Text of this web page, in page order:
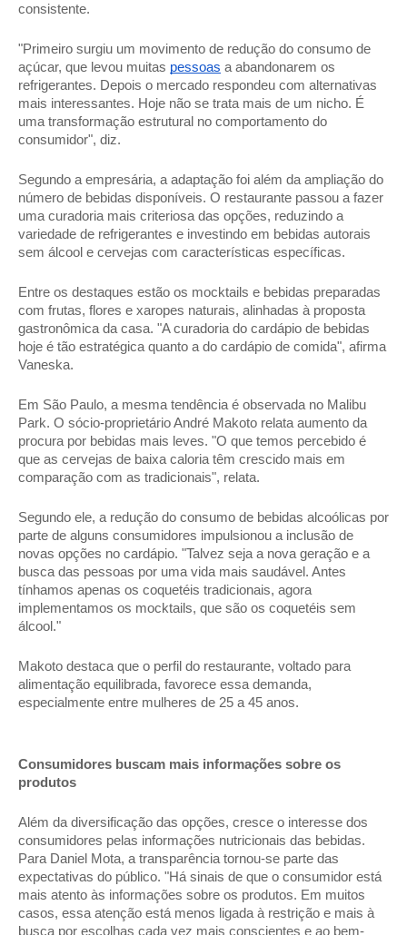
consistente.
"Primeiro surgiu um movimento de redução do consumo de
açúcar, que levou muitas pessoas a abandonarem os
refrigerantes. Depois o mercado respondeu com alternativas
mais interessantes. Hoje não se trata mais de um nicho. É
uma transformação estrutural no comportamento do
consumidor", diz.
Segundo a empresária, a adaptação foi além da ampliação do
número de bebidas disponíveis. O restaurante passou a fazer
uma curadoria mais criteriosa das opções, reduzindo a
variedade de refrigerantes e investindo em bebidas autorais
sem álcool e cervejas com características específicas.
Entre os destaques estão os mocktails e bebidas preparadas
com frutas, flores e xaropes naturais, alinhadas à proposta
gastronômica da casa. "A curadoria do cardápio de bebidas
hoje é tão estratégica quanto a do cardápio de comida", afirma
Vaneska.
Em São Paulo, a mesma tendência é observada no Malibu
Park. O sócio-proprietário André Makoto relata aumento da
procura por bebidas mais leves. "O que temos percebido é
que as cervejas de baixa caloria têm crescido mais em
comparação com as tradicionais", relata.
Segundo ele, a redução do consumo de bebidas alcoólicas por
parte de alguns consumidores impulsionou a inclusão de
novas opções no cardápio. "Talvez seja a nova geração e a
busca das pessoas por uma vida mais saudável. Antes
tínhamos apenas os coquetéis tradicionais, agora
implementamos os mocktails, que são os coquetéis sem
álcool."
Makoto destaca que o perfil do restaurante, voltado para
alimentação equilibrada, favorece essa demanda,
especialmente entre mulheres de 25 a 45 anos.
Consumidores buscam mais informações sobre os
produtos
Além da diversificação das opções, cresce o interesse dos
consumidores pelas informações nutricionais das bebidas.
Para Daniel Mota, a transparência tornou-se parte das
expectativas do público. "Há sinais de que o consumidor está
mais atento às informações sobre os produtos. Em muitos
casos, essa atenção está menos ligada à restrição e mais à
busca por escolhas cada vez mais conscientes e ao bem-